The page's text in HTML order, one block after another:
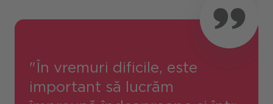
"În vremuri dificile, este
important să lucrăm